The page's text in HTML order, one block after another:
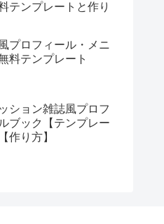
料テンプレートと作り
プロフィール・メニ
料テンプレート
ション雑誌風プロフ
ブック【テンプレー
作り方】